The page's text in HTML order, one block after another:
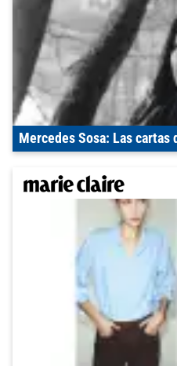
Mercedes Sosa: Las